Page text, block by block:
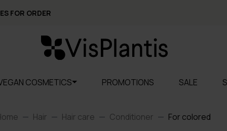
FOR ORDER
COSMETICS PROMOTIONS SALE
Hair Hair care Conditioner For colored